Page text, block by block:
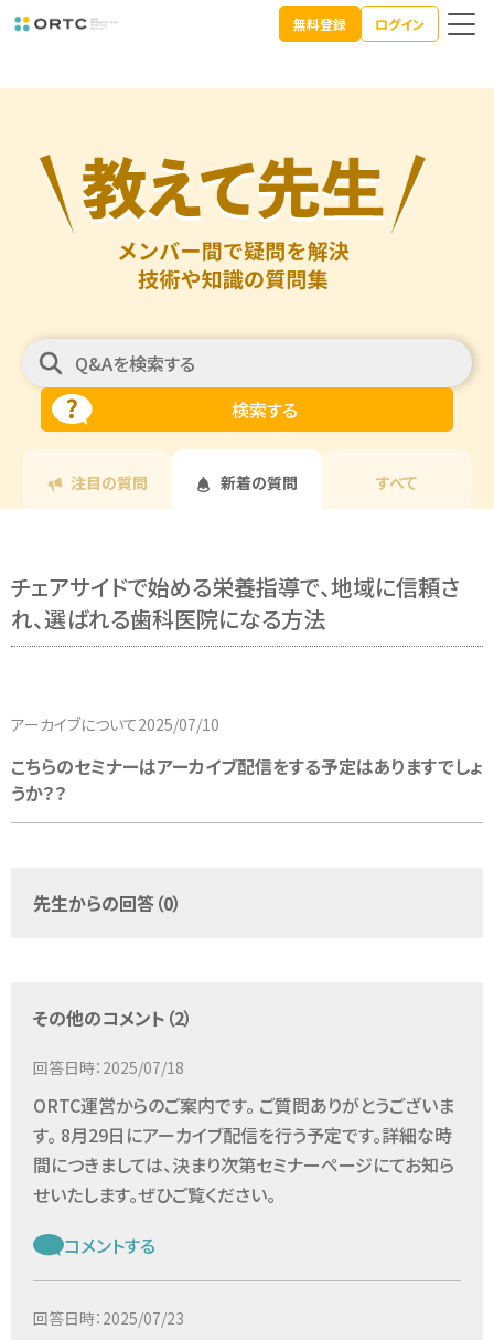
無料登録 ログイン
注目の質問 新着の質問 すべて
チェアサイドで始める栄養指導で、地域に信頼さ
れ、選ばれる歯科医院になる方法
アーカイブについて2025/07/10
こちらのセミナーはアーカイブ配信をする予定はありますでしょ
うか？？
先生からの回答（0）
その他のコメント（2）
回答日時：2025/07/18
ORTC運営からのご案内です。 ご質問ありがとうございま
す。 8月29日にアーカイブ配信を行う予定です。詳細な時
間につきましては、決まり次第セミナーページにてお知ら
せいたします。ぜひご覧ください。
コメントする
回答日時：2025/07/23